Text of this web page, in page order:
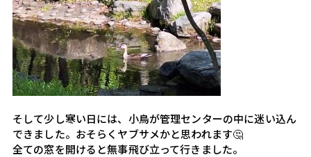
そして少し寒い日には、小鳥が管理センターの中に迷い込ん
できました。おそらくヤブサメかと思われます🤔
全ての窓を開けると無事飛び立って行きました。